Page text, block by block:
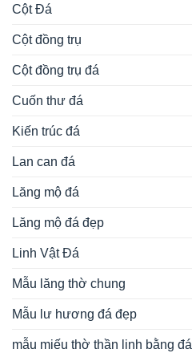
Cột Đá
Cột đồng trụ
Cột đồng trụ đá
Cuốn thư đá
Kiến trúc đá
Lan can đá
Lăng mộ đá
Lăng mộ đá đẹp
Linh Vật Đá
Mẫu lăng thờ chung
Mẫu lư hương đá đẹp
mẫu miếu thờ thần linh bằng đá